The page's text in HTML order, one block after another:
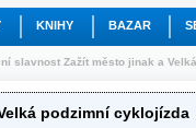
KNIHY BAZAR
slavnost Zažít město jinak a
podzimní cyklojízda